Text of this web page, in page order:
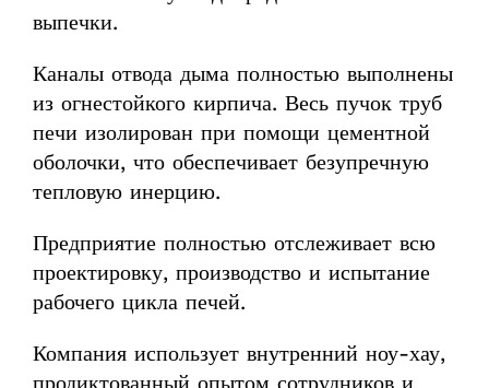
выпечки.
Каналы отвода дыма полностью выполнены
из огнестойкого кирпича. Весь пучок труб
печи изолирован при помощи цементной
оболочки, что обеспечивает безупречную
тепловую инерцию.
Предприятие полностью отслеживает всю
проектировку, производство и испытание
рабочего цикла печей.
Компания использует внутренний ноу-хау,
продиктованный опытом сотрудников и